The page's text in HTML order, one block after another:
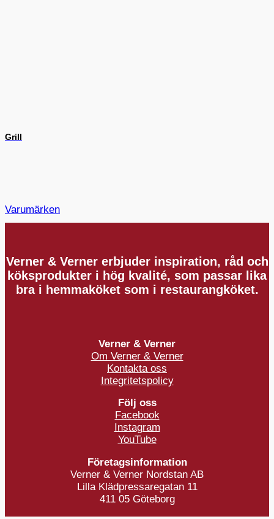
Grill
Varumärken
Verner & Verner erbjuder inspiration, råd och
köksprodukter i hög kvalité, som passar lika
bra i hemmaköket som i restaurangköket.
Verner & Verner
Om Verner & Verner
Kontakta oss
Integritetspolicy
Följ oss
Facebook
Instagram
YouTube
Företagsinformation
Verner & Verner Nordstan AB
Lilla Klädpressaregatan 11
411 05 Göteborg